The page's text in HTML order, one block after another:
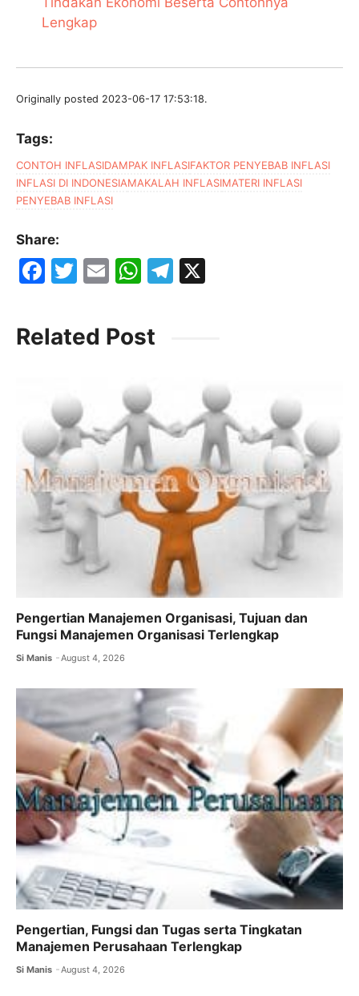
Lengkap
Originally posted 2023-06-17 17:53:18.
Tags:
CONTOH INFLASIDAMPAK INFLASIFAKTOR PENYEBAB INFLASI
INFLASI DI INDONESIAMAKALAH INFLASIMATERI INFLASI
PENYEBAB INFLASI
Share:
F
c
e
o
o
k
T
itt
er
E
ai
l
W
at
s
p
p
T
Related Post
Pengertian Manajemen Organisasi, Tujuan dan
Fungsi Manajemen Organisasi Terlengkap
Si Manis August 4, 2026
Pengertian, Fungsi dan Tugas serta Tingkatan
Manajemen Perusahaan Terlengkap
Si Manis August 4, 2026